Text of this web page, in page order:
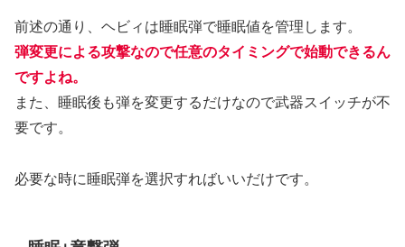
前述の通り、ヘビィは睡眠弾で睡眠値を管理します。
弾変更による攻撃なので任意のタイミングで始動できるん
ですよね。
また、睡眠後も弾を変更するだけなので武器スイッチが不
要です。
必要な時に睡眠弾を選択すればいいだけです。